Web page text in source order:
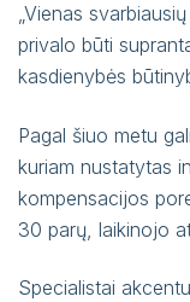
„Vienas
privalo būti
kasdienybės
Pagal šiuo metu
kuriam nustatytas
kompensacijos
30 parų, laikinojo
Specialistai